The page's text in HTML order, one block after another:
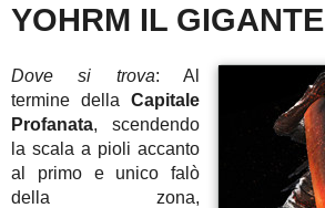
YOHRM IL GIGANTE
Dove si trova: Al
termine della Capitale
Profanata, scendendo
la scala a pioli accanto
al primo e unico falò
della zona,